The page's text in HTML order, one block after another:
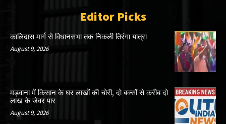
Editor Picks
कालिदास मार्ग से विधानसभा तक निकली तिरंगा यात्रा
August 9, 2026
मड़वाना में किसान के घर लाखों की चोरी, दो बक्सों से करीब दो
लाख के जेवर पार
August 9, 2026